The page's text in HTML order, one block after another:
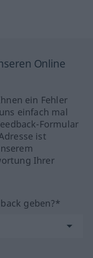
Online
ein Fehler
einfach mal
Formular
ist
Ihrer
geben?*